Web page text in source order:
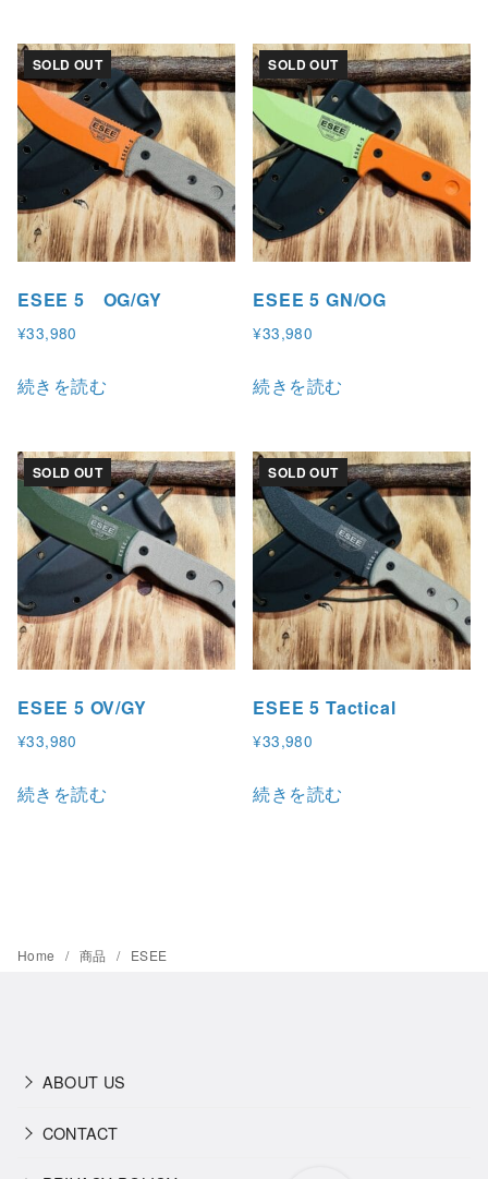
SOLD OUT
ESEE 5 OG/GY
¥33,980
続きを読む
SOLD OUT
ESEE 5 GN/OG
¥33,980
続きを読む
SOLD OUT
ESEE 5 OV/GY
¥33,980
続きを読む
SOLD OUT
ESEE 5 Tactical
¥33,980
続きを読む
Home 商品 ESEE
ABOUT US
CONTACT